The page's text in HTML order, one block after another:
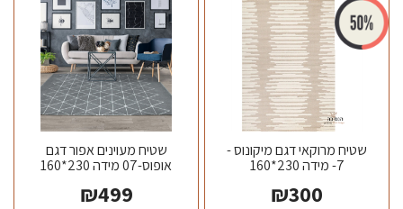
שטיח מרוקאי דגם מיקונוס -
7- מידה 230*160
₪300
שטיח מעוינים אפור דגם
אופוס-07 מידה 230*160
₪499